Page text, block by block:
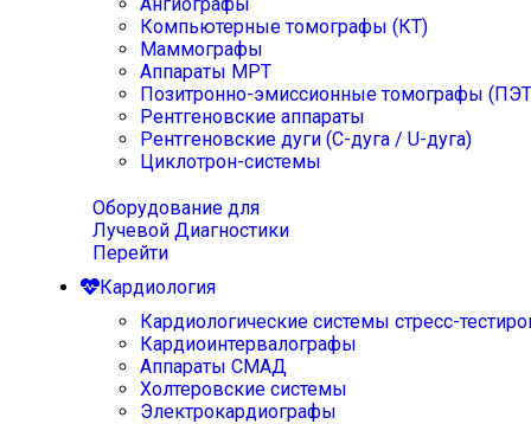
Компьютерные томографы (КТ)
Маммографы
Аппараты МРТ
Позитронно-эмиссионные томографы
Рентгеновские аппараты
Рентгеновские дуги (С-дуга / U-дуга)
Циклотрон-системы
Оборудование для
Лучевой Диагностики
Перейти
Кардиология
Кардиологические системы стресс-
Кардиоинтервалографы
Аппараты СМАД
Холтеровские системы
Электрокардиографы